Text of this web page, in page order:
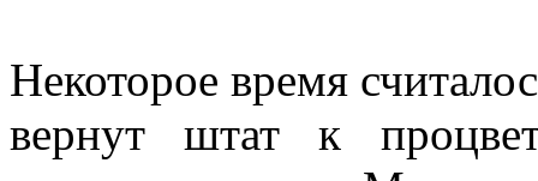
Некоторое время
вернут штат к